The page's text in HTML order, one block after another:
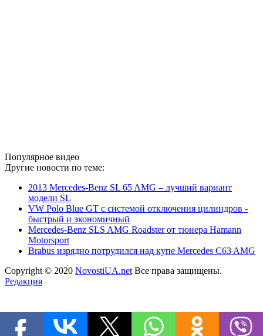
Популярное видео
Другие новости по теме:
2013 Mercedes-Benz SL 65 AMG – лучший вариант
модели SL
VW Polo Blue GT с системой отключения цилиндров -
быстрый и экономичный
Mercedes-Benz SLS AMG Roadster от тюнера Hamann
Motorsport
Brabus изрядно потрудился над купе Mercedes C63 AMG
Copyright © 2020 NovostiUA.net Все права защищены.
Редакция